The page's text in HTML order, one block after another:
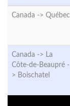
Canada -> Québec
Canada -> La
Côte-de-Beaupré -
> Boischatel